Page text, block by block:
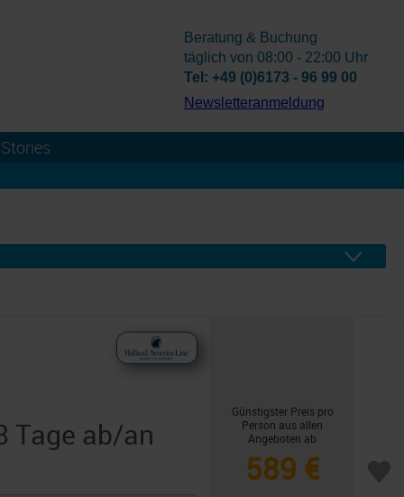
Beratung & Buchung
täglich von 08:00 - 22:00 Uhr
Tel: +49 (0)6173 - 96 99 00
­Newsletteranmeldung
Tage ab/an
Günstigster Preis pro
Person aus allen
Angeboten ab
589 €